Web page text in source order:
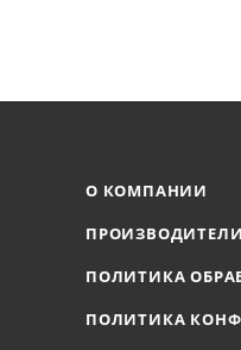
О КОМПАНИИ
ПРОИЗВОДИТЕЛИ
ПОЛИТИКА
ПОЛИТИКА